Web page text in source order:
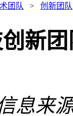
团队 > 创新团队
创新
息来